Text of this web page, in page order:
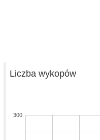
Liczba wykopów
300